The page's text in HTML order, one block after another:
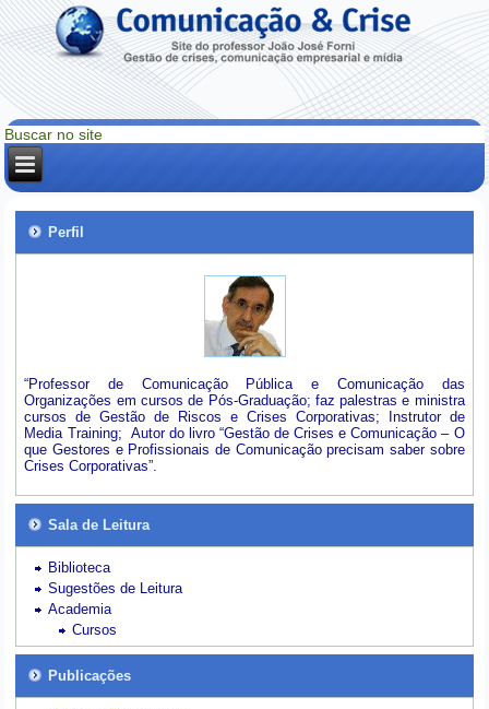
Perfil
“Professor de Comunicação Pública e Comunicação das
Organizações em cursos de Pós-Graduação; faz palestras e ministra
cursos de Gestão de Riscos e Crises Corporativas; Instrutor de
Media Training; Autor do livro “Gestão de Crises e Comunicação – O
que Gestores e Profissionais de Comunicação precisam saber sobre
Crises Corporativas”.
Sala de Leitura
Biblioteca
Sugestões de Leitura
Academia
Cursos
Publicações